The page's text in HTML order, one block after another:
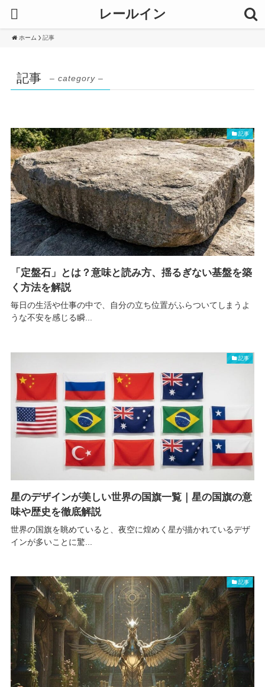
レールイン
ホーム 記事
記事 – category –
記事
「定盤石」とは？意味と読み方、揺るぎない基盤を築
く方法を解説
毎日の生活や仕事の中で、自分の立ち位置がふらついてしまうよ
うな不安を感じる瞬...
記事
星のデザインが美しい世界の国旗一覧｜星の国旗の意
味や歴史を徹底解説
世界の国旗を眺めていると、夜空に煌めく星が描かれているデザ
インが多いことに驚...
記事